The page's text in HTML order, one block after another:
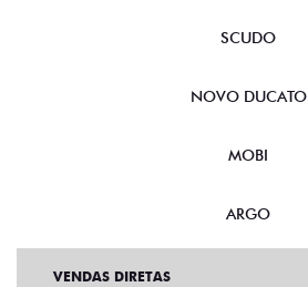
SCUDO
NOVO DUCATO
MOBI
ARGO
VENDAS DIRETAS